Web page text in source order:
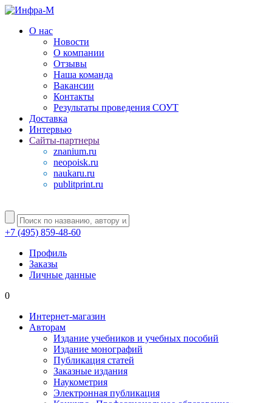
О нас
Новости
О компании
Отзывы
Наша команда
Вакансии
Контакты
Результаты проведения СОУТ
Доставка
Интервью
Сайты-партнеры
znanium.ru
neopoisk.ru
naukaru.ru
publitprint.ru
+7 (495) 859-48-60
Профиль
Заказы
Личные данные
0
Интернет-магазин
Авторам
Издание учебников и учебных пособий
Издание монографий
Публикация статей
Заказные издания
Наукометрия
Электронная публикация